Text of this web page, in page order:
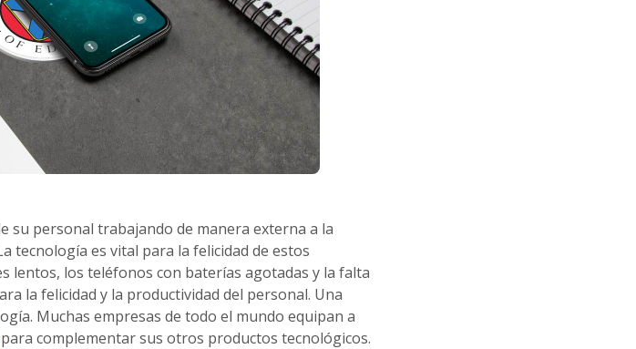
su personal trabajando de manera externa a la
tecnología es vital para la felicidad de estos
lentos, los teléfonos con baterías agotadas y la falta
la felicidad y la productividad del personal. Una
Muchas empresas de todo el mundo equipan a
para complementar sus otros productos tecnológicos.